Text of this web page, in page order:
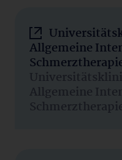
Allgemeine
Allgemeine